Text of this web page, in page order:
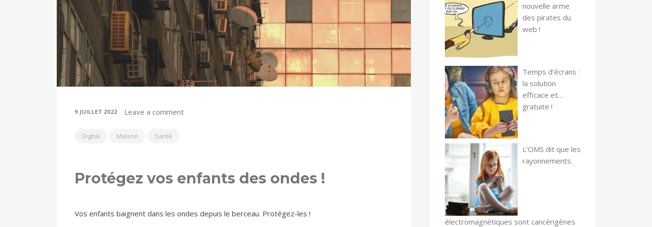
9 JUILLET 2022 Leave a comment
Digital Maison Santé
Protégez vos enfants des ondes !
Vos enfants baignent dans les ondes depuis le berceau. Protégez-les !
nouvelle arme
des pirates du
web !
Temps d’écrans :
la solution
efficace et…
gratuite !
L’OMS dit que les
rayonnements
électromagnétiques sont cancérigènes